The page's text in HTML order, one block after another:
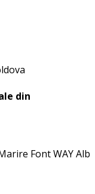
din
Font WAYAlb